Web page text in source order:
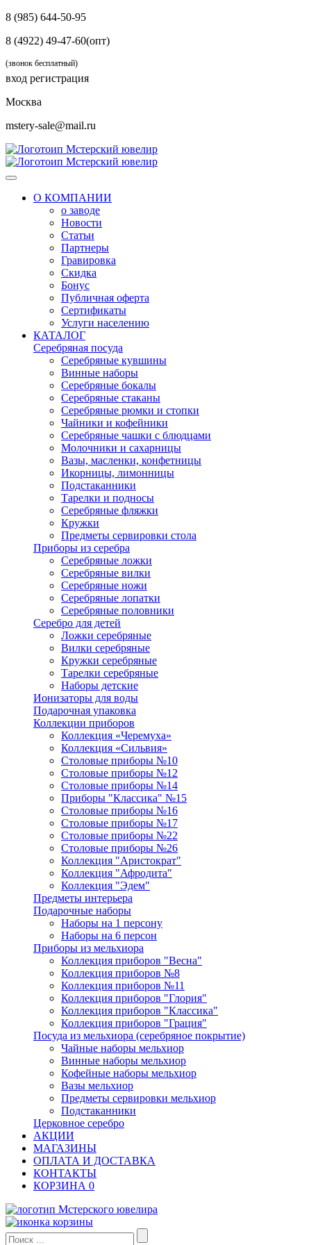
8 (985) 644-50-95
8 (4922) 49-47-60(опт)
(звонок бесплатный)
вход регистрация
Москва
mstery-sale@mail.ru
О КОМПАНИИ
о заводе
Новости
Статьи
Партнеры
Гравировка
Скидка
Бонус
Публичная оферта
Сертификаты
Услуги населению
КАТАЛОГ
Серебряная посуда
Серебряные кувшины
Винные наборы
Серебряные бокалы
Серебряные стаканы
Серебряные рюмки и стопки
Чайники и кофейники
Серебряные чашки с блюдцами
Молочники и сахарницы
Вазы, масленки, конфетницы
Икорницы, лимонницы
Подстаканники
Тарелки и подносы
Серебряные фляжки
Кружки
Предметы сервировки стола
Приборы из серебра
Серебряные ложки
Серебряные вилки
Серебряные ножи
Серебряные лопатки
Серебряные половники
Серебро для детей
Ложки серебряные
Вилки серебряные
Кружки серебряные
Тарелки серебряные
Наборы детские
Ионизаторы для воды
Подарочная упаковка
Коллекции приборов
Коллекция «Черемуха»
Коллекция «Сильвия»
Столовые приборы №10
Столовые приборы №12
Столовые приборы №14
Приборы "Классика" №15
Столовые приборы №16
Столовые приборы №17
Столовые приборы №22
Столовые приборы №26
Коллекция "Аристократ"
Коллекция "Афродита"
Коллекция "Эдем"
Предметы интерьера
Подарочные наборы
Наборы на 1 персону
Наборы на 6 персон
Приборы из мельхиора
Коллекция приборов "Весна"
Коллекция приборов №8
Коллекция приборов №11
Коллекция приборов "Глория"
Коллекция приборов "Классика"
Коллекция приборов "Грация"
Посуда из мельхиора (серебряное покрытие)
Чайные наборы мельхиор
Винные наборы мельхиор
Кофейные наборы мельхиор
Вазы мельхиор
Предметы сервировки мельхиор
Подстаканники
Церковное серебро
АКЦИИ
МАГАЗИНЫ
ОПЛАТА И ДОСТАВКА
КОНТАКТЫ
КОРЗИНА 0